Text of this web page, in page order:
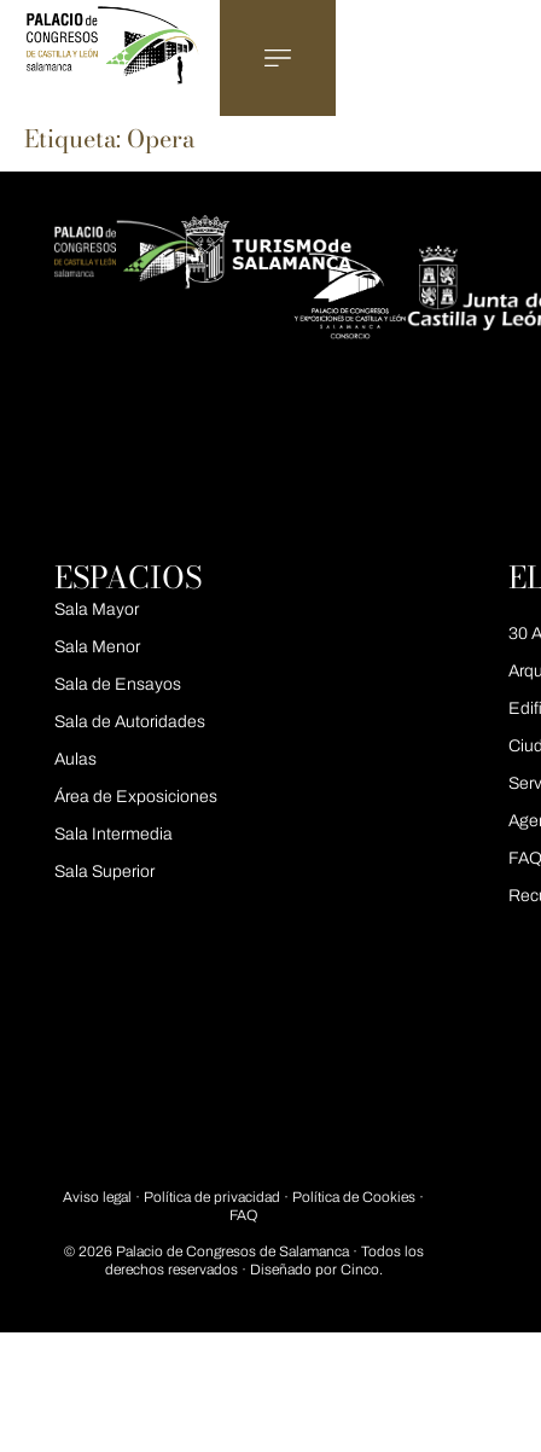
Etiqueta: Opera
ESPACIOS
Sala Mayor
Sala Menor
Sala de Ensayos
Sala de Autoridades
Aulas
Área de Exposiciones
Sala Intermedia
Sala Superior
30
Aviso legal · Política de privacidad · Política de Cookies ·
FAQ
© 2026 Palacio de Congresos de Salamanca · Todos los
derechos reservados · Diseñado por Cinco.